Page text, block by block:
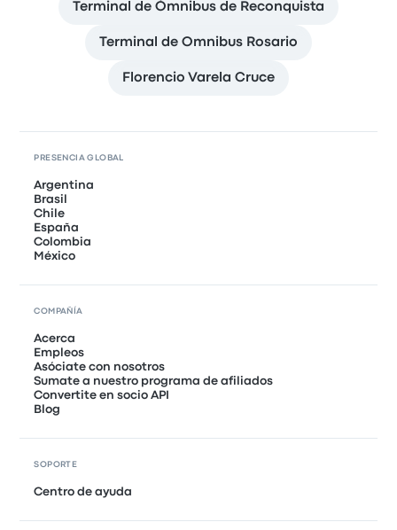
Terminal de Ómnibus de Reconquista
Terminal de Omnibus Rosario
Florencio Varela Cruce
PRESENCIA GLOBAL
Argentina
Brasil
Chile
España
Colombia
México
COMPAÑÍA
Acerca
Empleos
Asóciate con nosotros
Sumate a nuestro programa de afiliados
Convertite en socio API
Blog
SOPORTE
Centro de ayuda